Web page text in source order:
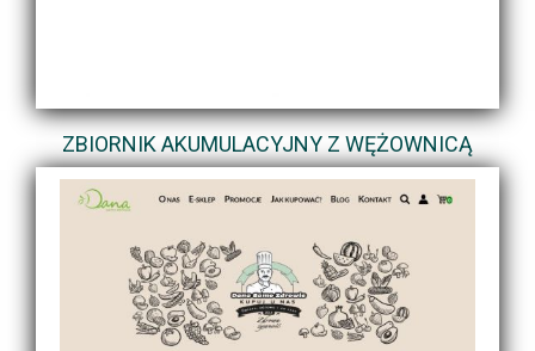
ZBIORNIK AKUMULACYJNY Z WĘŻOWNICĄ